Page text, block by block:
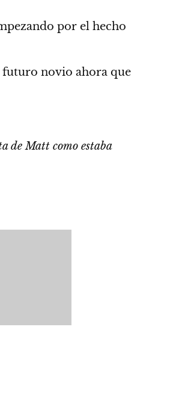
por el hecho
futuro novio ahora que
de Matt como estaba